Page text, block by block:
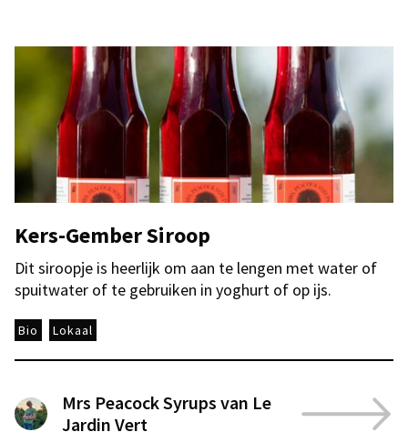
Kers-Gember Siroop
Dit siroopje is heerlijk om aan te lengen met water of
spuitwater of te gebruiken in yoghurt of op ijs.
Bio Lokaal
Mrs Peacock Syrups van Le
Jardin Vert